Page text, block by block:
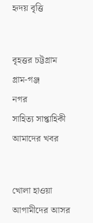
হৃদয় বৃত্তি
বৃহত্তর চট্টগ্রাম
গ্রাম-গঞ্জ
নগর
সাহিত্য সাপ্তাহিকী
আমাদের খবর
খোলা হাওয়া
আগামীদের আসর